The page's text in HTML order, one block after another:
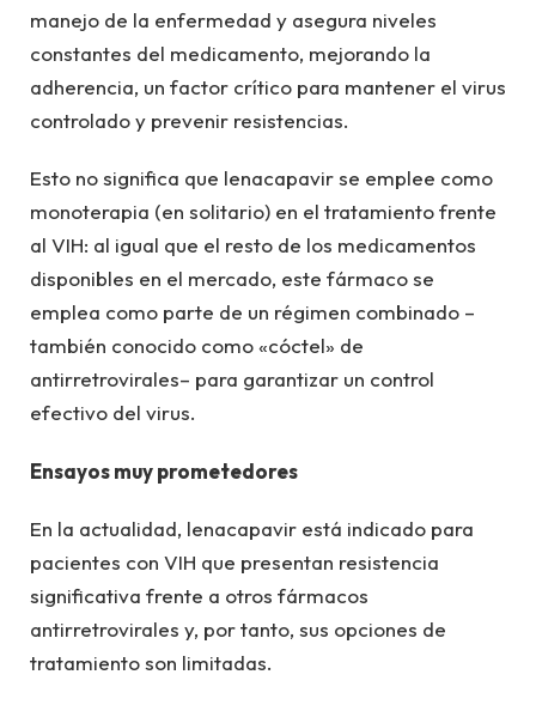
manejo de la enfermedad y asegura niveles
constantes del medicamento, mejorando la
adherencia, un factor crítico para mantener el virus
controlado y prevenir resistencias.
Esto no significa que lenacapavir se emplee como
monoterapia (en solitario) en el tratamiento frente
al VIH: al igual que el resto de los medicamentos
disponibles en el mercado, este fármaco se
emplea como parte de un régimen combinado –
también conocido como «cóctel» de
antirretrovirales– para garantizar un control
efectivo del virus.
Ensayos muy prometedores
En la actualidad, lenacapavir está indicado para
pacientes con VIH que presentan resistencia
significativa frente a otros fármacos
antirretrovirales y, por tanto, sus opciones de
tratamiento son limitadas.